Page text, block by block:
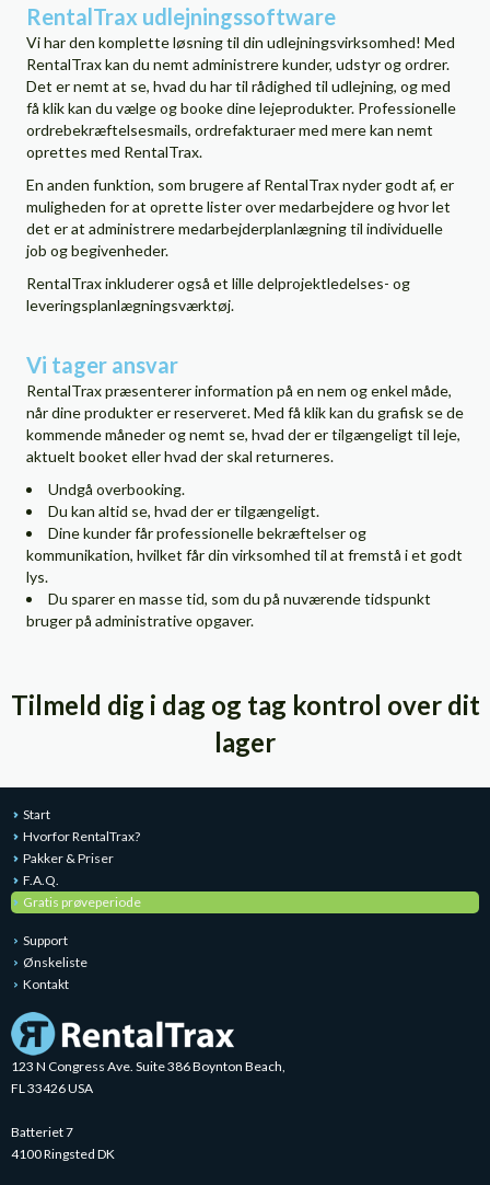
RentalTrax udlejningssoftware
Vi har den komplette løsning til din udlejningsvirksomhed! Med
RentalTrax kan du nemt administrere kunder, udstyr og ordrer.
Det er nemt at se, hvad du har til rådighed til udlejning, og med
få klik kan du vælge og booke dine lejeprodukter. Professionelle
ordrebekræftelsesmails, ordrefakturaer med mere kan nemt
oprettes med RentalTrax.
En anden funktion, som brugere af RentalTrax nyder godt af, er
muligheden for at oprette lister over medarbejdere og hvor let
det er at administrere medarbejderplanlægning til individuelle
job og begivenheder.
RentalTrax inkluderer også et lille delprojektledelses- og
leveringsplanlægningsværktøj.
Vi tager ansvar
RentalTrax præsenterer information på en nem og enkel måde,
når dine produkter er reserveret. Med få klik kan du grafisk se de
kommende måneder og nemt se, hvad der er tilgængeligt til leje,
aktuelt booket eller hvad der skal returneres.
Undgå overbooking.
Du kan altid se, hvad der er tilgængeligt.
Dine kunder får professionelle bekræftelser og
kommunikation, hvilket får din virksomhed til at fremstå i et godt
lys.
Du sparer en masse tid, som du på nuværende tidspunkt
bruger på administrative opgaver.
Tilmeld dig i dag og tag kontrol over dit
lager
Start
Hvorfor RentalTrax?
Pakker & Priser
F.A.Q.
Gratis prøveperiode
Support
Ønskeliste
Kontakt
123 N Congress Ave. Suite 386 Boynton Beach,
FL 33426 USA
Batteriet 7
4100 Ringsted DK